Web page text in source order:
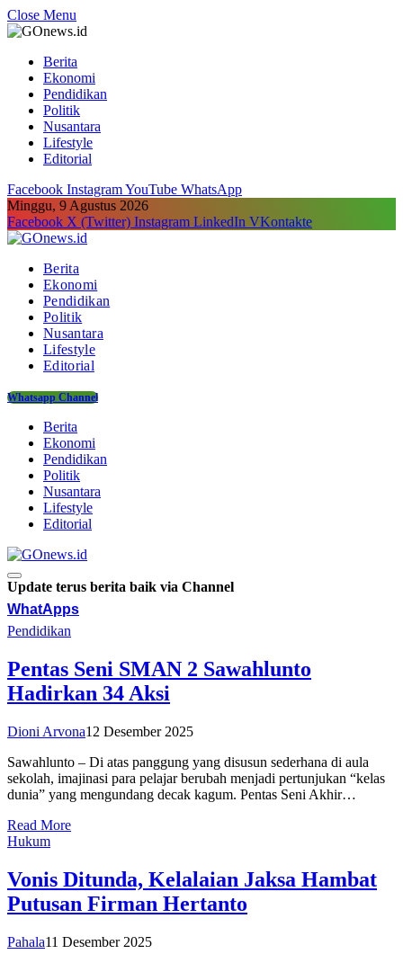
Close Menu
Berita
Ekonomi
Pendidikan
Politik
Nusantara
Lifestyle
Editorial
Facebook InstagramYouTube WhatsApp
Minggu, 9 Agustus 2026
Facebook X (Twitter) Instagram LinkedIn VKontakte
Berita
Ekonomi
Pendidikan
Politik
Nusantara
Lifestyle
Editorial
Whatsapp Channel
Berita
Ekonomi
Pendidikan
Politik
Nusantara
Lifestyle
Editorial
Update terus berita baik via Channel
WhatApps
Pendidikan
Pentas Seni SMAN 2 Sawahlunto
Hadirkan 34 Aksi
Dioni Arvona12 Desember 2025
Sawahlunto – Di atas panggung yang disusun sederhana di aula
sekolah, imajinasi para pelajar berubah menjadi pertunjukan “kelas
dunia” yang mengundang decak kagum. Pentas Seni Akhir…
Read More
Hukum
Vonis Ditunda, Kelalaian Jaksa Hambat
Putusan Firman Hertanto
Pahala11 Desember 2025